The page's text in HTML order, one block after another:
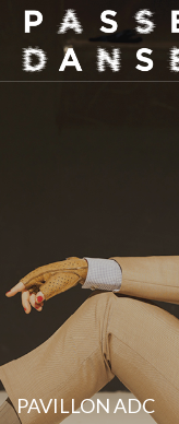
ADHÉREZ
PAVILLON ADC